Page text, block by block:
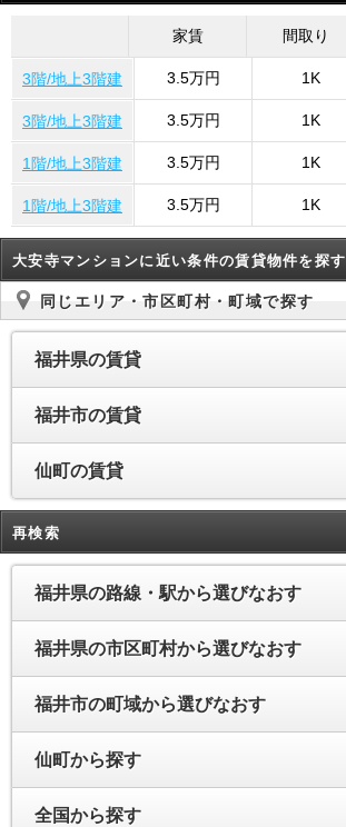
家賃 間取り
3階/地上3階建 3.5万円 1K
3階/地上3階建 3.5万円 1K
1階/地上3階建 3.5万円 1K
1階/地上3階建 3.5万円 1K
大安寺マンションに近い条件の賃貸物件を探す
同じエリア・市区町村・町域で探す
福井県の賃貸
福井市の賃貸
仙町の賃貸
再検索
福井県の路線・駅から選びなおす
福井県の市区町村から選びなおす
福井市の町域から選びなおす
仙町から探す
全国から探す